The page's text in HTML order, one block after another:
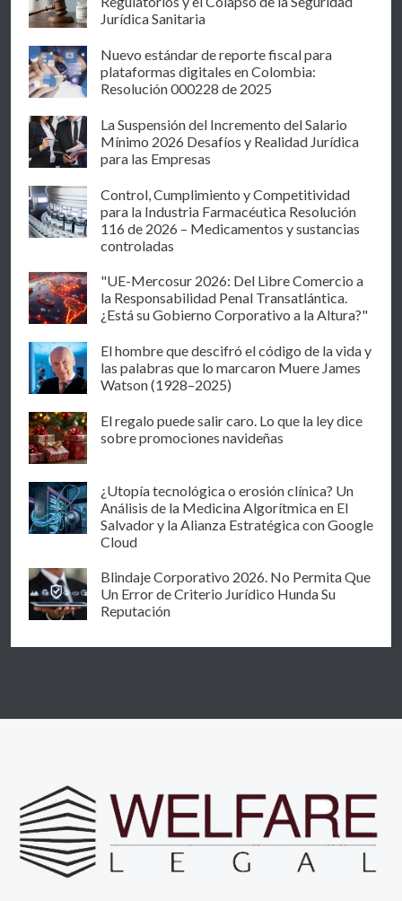
Jurídica Sanitaria
Nuevo estándar de reporte fiscal para
plataformas digitales en Colombia:
Resolución 000228 de 2025
La Suspensión del Incremento del Salario
Mínimo 2026 Desafíos y Realidad Jurídica
para las Empresas
Control, Cumplimiento y Competitividad
para la Industria Farmacéutica Resolución
116 de 2026 – Medicamentos y sustancias
controladas
"UE-Mercosur 2026: Del Libre Comercio a
la Responsabilidad Penal Transatlántica.
¿Está su Gobierno Corporativo a la Altura?"
El hombre que descifró el código de la vida y
las palabras que lo marcaron Muere James
Watson (1928–2025)
El regalo puede salir caro. Lo que la ley dice
sobre promociones navideñas
¿Utopía tecnológica o erosión clínica? Un
Análisis de la Medicina Algorítmica en El
Salvador y la Alianza Estratégica con Google
Cloud
Blindaje Corporativo 2026. No Permita Que
Un Error de Criterio Jurídico Hunda Su
Reputación